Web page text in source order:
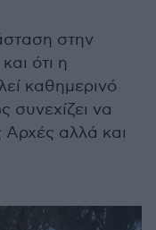
στην
ότι η
καθημερινό
συνεχίζει να
Αρχές αλλά και